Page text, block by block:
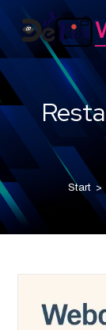
Start >